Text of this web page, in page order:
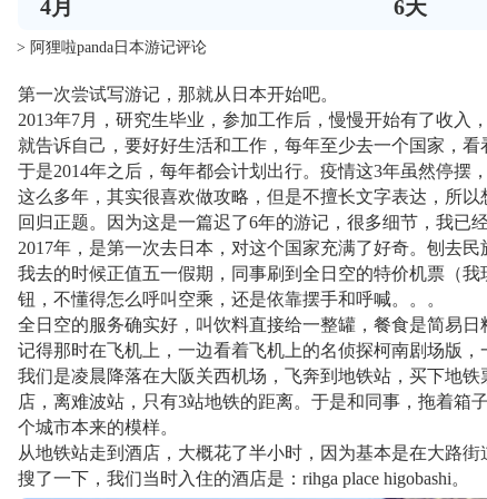
4月 6天
> 阿狸啦panda日本游记评论
第一次尝试写游记，那就从日本开始吧。
2013年7月，研究生毕业，参加工作后，慢慢开始有了收入
就告诉自己，要好好生活和工作，每年至少去一个国家，
于是2014年之后，每年都会计划出行。疫情这3年虽然停摆
这么多年，其实很喜欢做攻略，但是不擅长文字表达，所
回归正题。因为这是一篇迟了6年的游记，很多细节，我已
2017年，是第一次去日本，对这个国家充满了好奇。刨去
我去的时候正值五一假期，同事刷到全日空的特价机票（
钮，不懂得怎么呼叫空乘，还是依靠摆手和呼喊。。。
全日空的服务确实好，叫饮料直接给一整罐，餐食是简易
记得那时在飞机上，一边看着飞机上的名侦探柯南剧场版，
我们是凌晨降落在大阪关西机场，飞奔到地铁站，买下地
店，离难波站，只有3站地铁的距离。于是和同事，拖着箱
个城市本来的模样。
从地铁站走到酒店，大概花了半小时，因为基本是在大路
搜了一下，我们当时入住的酒店是：rihga place higobashi。